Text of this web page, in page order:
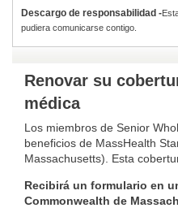
Descargo de responsabilidad -
pudiera comunicarse contigo.
Renovar su
médica
Los miembros de Senior
beneficios de MassHealth
Massachusetts). Esta
Recibirá un formulario en
Commonwealth de